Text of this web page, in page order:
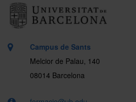
Campus de Sants
Melcior de Palau, 140
08014 Barcelona